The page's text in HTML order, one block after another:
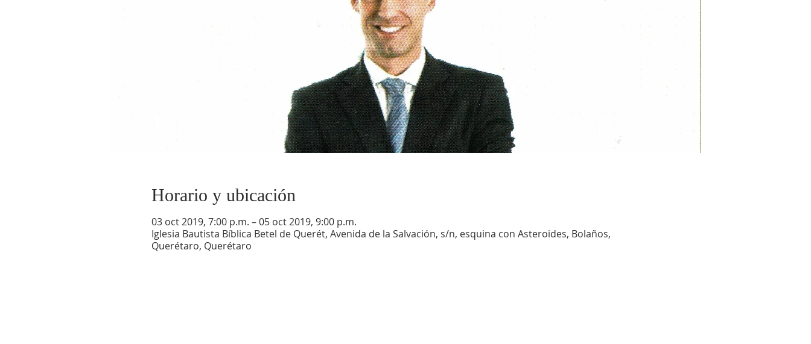
Horario y ubicación
03 oct 2019, 7:00 p.m. – 05 oct 2019, 9:00 p.m.
Iglesia Bautista Bíblica Betel de Querét, Avenida de la Salvación, s/n, esquina con Asteroides, Bolaños,
Querétaro, Querétaro